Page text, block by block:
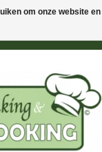
om onze website